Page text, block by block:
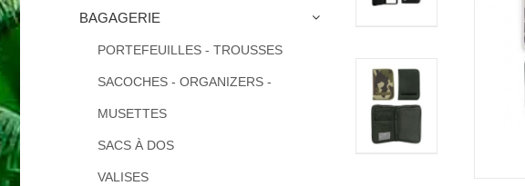
BAGAGERIE
PORTEFEUILLES - TROUSSES
SACOCHES - ORGANIZERS -
MUSETTES
SACS À DOS
VALISES